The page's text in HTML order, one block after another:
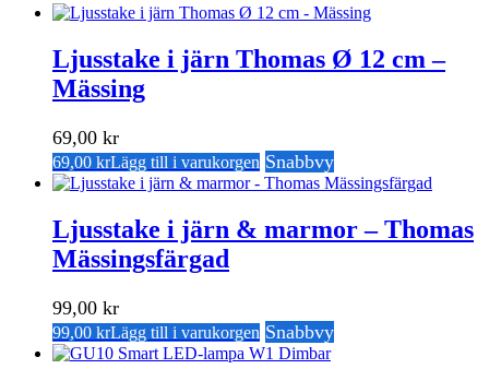
Ljusstake i järn Thomas Ø 12 cm –
Mässing
69,00 kr
69,00 krLägg till i varukorgen Snabbvy
Ljusstake i järn & marmor – Thomas
Mässingsfärgad
99,00 kr
99,00 krLägg till i varukorgen Snabbvy